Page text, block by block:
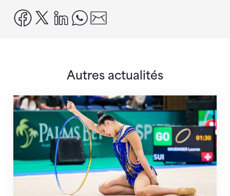
facebook
x linkedinwhatsapp
Autres actualités
Prochaine étape : les Championnats du monde